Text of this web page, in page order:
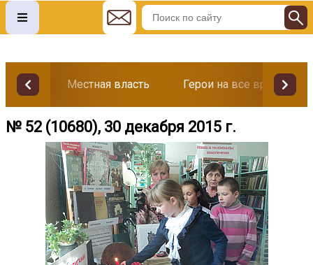
Местная власть Герои на все времена
№ 52 (10680), 30 декабря 2015 г.